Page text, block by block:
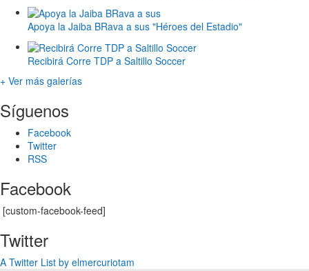
Apoya la Jaiba BRava a sus "Héroes del Estadio"
Recibirá Corre TDP a Saltillo Soccer
+ Ver más galerías
Síguenos
Facebook
Twitter
RSS
Facebook
[custom-facebook-feed]
Twitter
A Twitter List by elmercuriotam